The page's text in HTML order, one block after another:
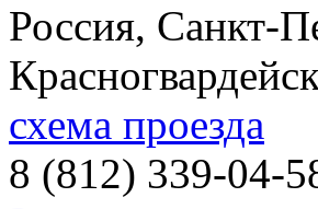
Россия, Санкт-
схема проезда
8 (812) 339-04-